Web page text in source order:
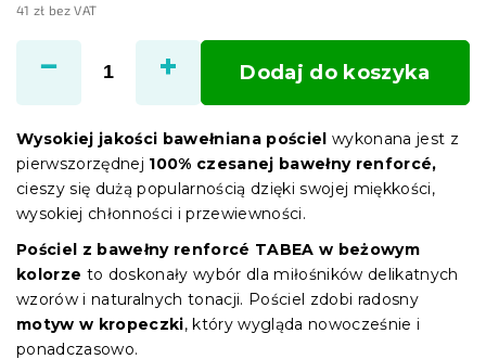
41 zł bez VAT
jednostkowa:
Dodaj do koszyka
Wysokiej jakości bawełniana pościel wykonana jest z
pierwszorzędnej 100% czesanej bawełny renforcé,
cieszy się dużą popularnością dzięki swojej miękkości,
wysokiej chłonności i przewiewności.
Pościel z bawełny renforcé TABEA w beżowym
kolorze to doskonały wybór dla miłośników delikatnych
wzorów i naturalnych tonacji. Pościel zdobi radosny
motyw w kropeczki, który wygląda nowocześnie i
ponadczasowo.